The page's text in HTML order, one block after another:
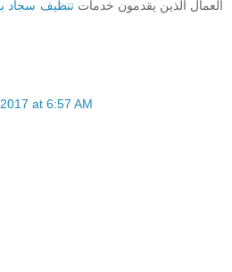
العمال الذين يقدمون خدماتتنظيف سجاد
at 6:57 AM